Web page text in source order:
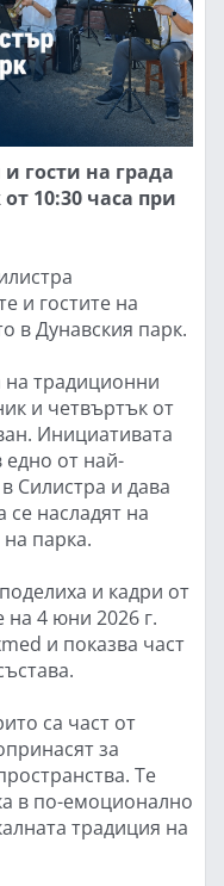
гости на града
10:30 часа при
и гостите на
в Дунавския парк.
на традиционни
и четвъртък от
Инициативата
едно от най-
Силистра и дава
насладят на
парка.
и кадри от
на 4 юни 2026 г.
и показва част
са част от
за
Те
в по-емоционално
традиция на